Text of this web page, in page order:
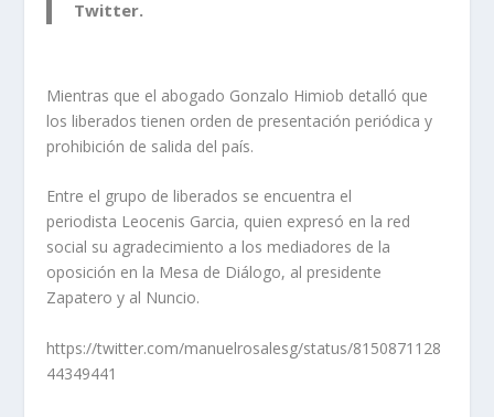
Twitter.
Mientras que el abogado Gonzalo Himiob detalló que
los liberados tienen orden de presentación periódica y
prohibición de salida del país.
Entre el grupo de liberados se encuentra el
periodista Leocenis Garcia, quien expresó en la red
social su agradecimiento a los mediadores de la
oposición en la Mesa de Diálogo, al presidente
Zapatero y al Nuncio.
https://twitter.com/manuelrosalesg/status/8150871128
44349441